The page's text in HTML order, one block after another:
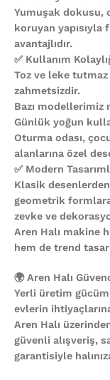
Yumuşak dokusu,
koruyan yapısıyla
avantajlıdır.
✅ Kullanım
Toz ve leke tutmaz
zahmetsizdir.
Bazı modellerimiz
Günlük yoğun
Oturma odası,
alanlarına özel
✅ Modern
Klasik
geometrik
zevke ve
Aren Halı makine
hem de trend
🌍 Aren Halı
Yerli üretim
evlerin
Aren Halı
güvenli alışveriş,
garantisiyle